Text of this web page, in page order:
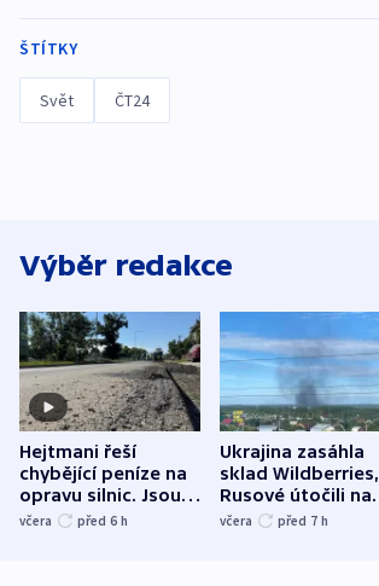
ŠTÍTKY
Svět ČT24
Výběr redakce
Hejtmani řeší
chybějící peníze na
opravu silnic. Jsou
nenárokové, namítá
včera před 6 h
Ukrajina zasáhla
sklad Wildberries,
Rusové útočili na
trh, hasiče či
včera před 7 h